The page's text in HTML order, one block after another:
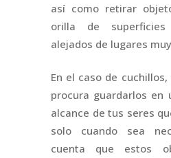
así como retirar
orilla de
alejados de lugares
En el caso de
procura guardarlos en
alcance de tus seres
solo cuando sea
cuenta que estos